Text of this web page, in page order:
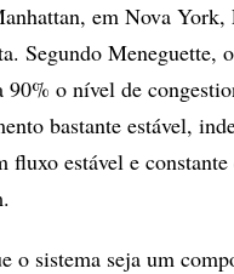
em Nova York,
Segundo Meneguette,
o nível de
bastante estável,
estável e
o sistema seja um